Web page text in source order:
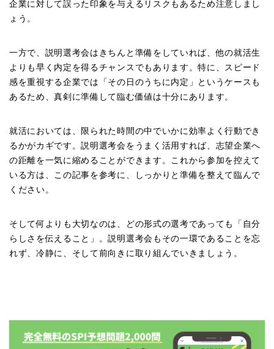
企業に対して誤った印象を与えるリスクもあるため注意しまし
ょう。
一方で、説明選考会はきちんと準備をしていれば、他の就活生
よりも早く内定を得るチャンスでもあります。特に、スピード
感を重視する企業では「その日のうちに内定」というケースも
あるため、真剣に準備して臨む価値は十分にあります。
就活においては、限られた時間の中でいかに効率よく行動でき
るかがカギです。説明選考会をうまく活用すれば、志望企業へ
の距離を一気に縮めることができます。これから参加を控えて
いる方は、この記事を参考に、しっかりと準備を整えて臨んで
ください。
そして何よりも大切なのは、どの形式の選考であっても「自分
らしさを伝えること」。説明選考会もその一環であることを忘
れず、冷静に、そして前向きに取り組んでいきましょう。